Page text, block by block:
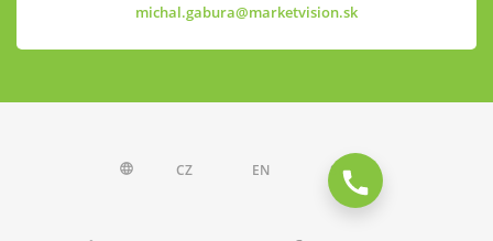
michal.gabura@marketvision.sk
language CZ EN SK